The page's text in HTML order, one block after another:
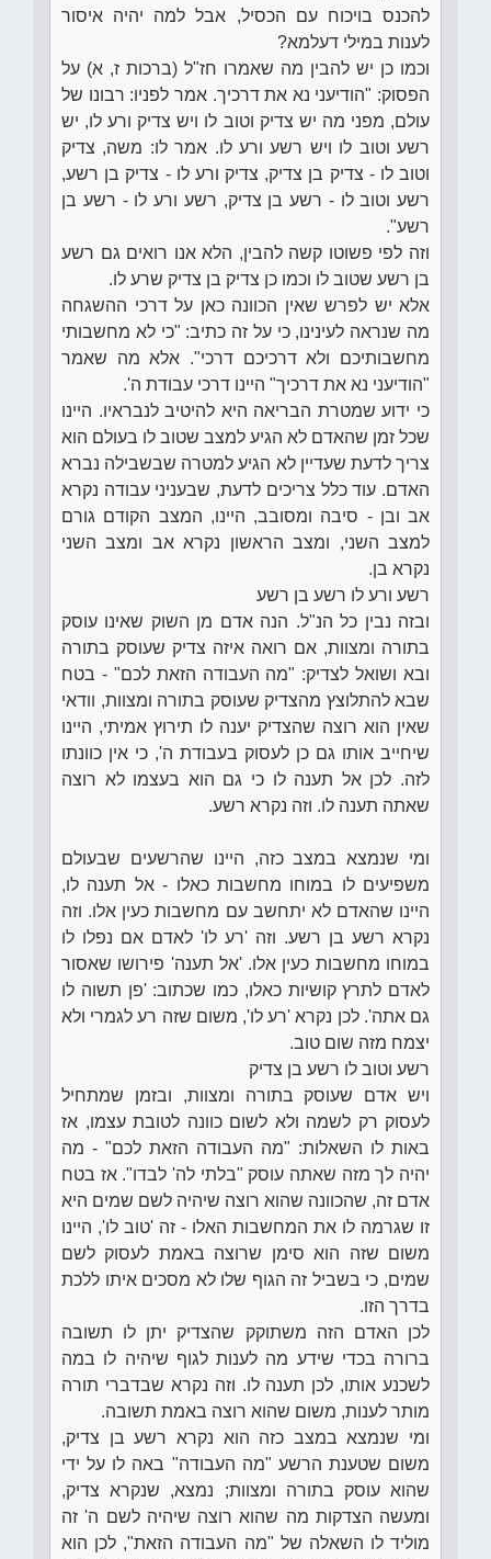
להכנס בויכוח עם הכסיל, אבל למה יהיה איסור
לענות במילי דעלמא?
וכמו כן יש להבין מה שאמרו חז"ל (ברכות ז, א) על
הפסוק: "הודיעני נא את דרכיך. אמר לפניו: רבונו של
עולם, מפני מה יש צדיק וטוב לו ויש צדיק ורע לו, יש
רשע וטוב לו ויש רשע ורע לו. אמר לו: משה, צדיק
וטוב לו - צדיק בן צדיק, צדיק ורע לו - צדיק בן רשע,
רשע וטוב לו - רשע בן צדיק, רשע ורע לו - רשע בן
רשע".
וזה לפי פשוטו קשה להבין, הלא אנו רואים גם רשע
בן רשע שטוב לו וכמו כן צדיק בן צדיק שרע לו.
אלא יש לפרש שאין הכוונה כאן על דרכי ההשגחה
מה שנראה לעינינו, כי על זה כתיב: "כי לא מחשבותי
מחשבותיכם ולא דרכיכם דרכי". אלא מה שאמר
"הודיעני נא את דרכיך" היינו דרכי עבודת ה'.
כי ידוע שמטרת הבריאה היא להיטיב לנבראיו. היינו
שכל זמן שהאדם לא הגיע למצב שטוב לו בעולם הוא
צריך לדעת שעדיין לא הגיע למטרה שבשבילה נברא
האדם. עוד כלל צריכים לדעת, שבעניני עבודה נקרא
אב ובן - סיבה ומסובב, היינו, המצב הקודם גורם
למצב השני, ומצב הראשון נקרא אב ומצב השני
נקרא בן.
רשע ורע לו רשע בן רשע
ובזה נבין כל הנ"ל. הנה אדם מן השוק שאינו עוסק
בתורה ומצוות, אם רואה איזה צדיק שעוסק בתורה
ובא ושואל לצדיק: "מה העבודה הזאת לכם" - בטח
שבא להתלוצץ מהצדיק שעוסק בתורה ומצוות, וודאי
שאין הוא רוצה שהצדיק יענה לו תירוץ אמיתי, היינו
שיחייב אותו גם כן לעסוק בעבודת ה', כי אין כוונתו
לזה. לכן אל תענה לו כי גם הוא בעצמו לא רוצה
שאתה תענה לו. וזה נקרא רשע.
ומי שנמצא במצב כזה, היינו שהרשעים שבעולם
משפיעים לו במוחו מחשבות כאלו - אל תענה לו,
היינו שהאדם לא יתחשב עם מחשבות כעין אלו. וזה
נקרא רשע בן רשע. וזה 'רע לו' לאדם אם נפלו לו
במוחו מחשבות כעין אלו. 'אל תענה' פירושו שאסור
לאדם לתרץ קושיות כאלו, כמו שכתוב: 'פן תשוה לו
גם אתה'. לכן נקרא 'רע לו', משום שזה רע לגמרי ולא
יצמח מזה שום טוב.
רשע וטוב לו רשע בן צדיק
ויש אדם שעוסק בתורה ומצוות, ובזמן שמתחיל
לעסוק רק לשמה ולא לשום כוונה לטובת עצמו, אז
באות לו השאלות: "מה העבודה הזאת לכם" - מה
יהיה לך מזה שאתה עוסק "בלתי לה' לבדו". אז בטח
אדם זה, שהכוונה שהוא רוצה שיהיה לשם שמים היא
זו שגרמה לו את המחשבות האלו - זה 'טוב לו', היינו
משום שזה הוא סימן שרוצה באמת לעסוק לשם
שמים, כי בשביל זה הגוף שלו לא מסכים איתו ללכת
בדרך הזו.
לכן האדם הזה משתוקק שהצדיק יתן לו תשובה
ברורה בכדי שידע מה לענות לגוף שיהיה לו במה
לשכנע אותו, לכן תענה לו. וזה נקרא שבדברי תורה
מותר לענות, משום שהוא רוצה באמת תשובה.
ומי שנמצא במצב כזה הוא נקרא רשע בן צדיק,
משום שטענת הרשע "מה העבודה" באה לו על ידי
שהוא עוסק בתורה ומצוות; נמצא, שנקרא צדיק,
ומעשה הצדקות מה שהוא רוצה שיהיה לשם ה' זה
מוליד לו השאלה של "מה העבודה הזאת", לכן הוא